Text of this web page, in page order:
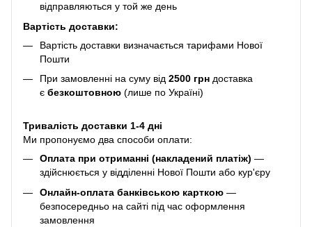
відправляються у той же день
Вартість доставки:
Вартість доставки визначається тарифами Нової
Пошти
При замовленні на суму від 2500 грн доставка
є безкоштовною (лише по Україні)
Тривалість доставки 1-4 дні
Ми пропонуємо два способи оплати:
Оплата при отриманні (накладений платіж) —
здійснюється у відділенні Нової Пошти або кур'єру
Онлайн-оплата банківською карткою —
безпосередньо на сайті під час оформлення
замовлення